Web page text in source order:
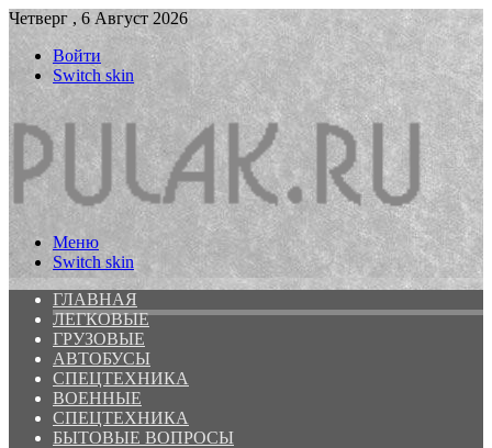
Четверг , 6 Август 2026
Войти
Switch skin
Меню
Switch skin
ГЛАВНАЯ
ЛЕГКОВЫЕ
ГРУЗОВЫЕ
АВТОБУСЫ
СПЕЦТЕХНИКА
ВОЕННЫЕ
СПЕЦТЕХНИКА
БЫТОВЫЕ ВОПРОСЫ